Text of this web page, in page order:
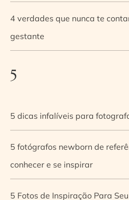
4 verdades que nunca te
gestante
5
5 dicas infalíveis para
5 fotógrafos newborn de
conhecer e se inspirar
5 Fotos de Inspiração Para